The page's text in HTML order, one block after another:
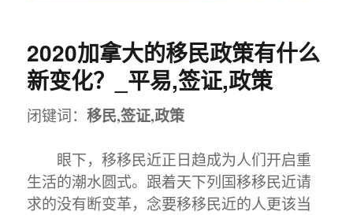
2020加拿大的移民政策有什么
新变化？_平易,签证,政策
闭键词：移民,签证,政策
眼下，移移民近正日趋成为人们开启重
生活的潮水圆式。跟着天下列国移移民近请
求的没有断变革，念要移移民近的人更该当